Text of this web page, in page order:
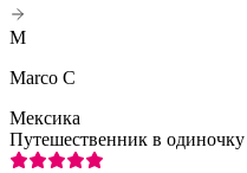
M
Marco C
Мексика
Путешественник в одиночку